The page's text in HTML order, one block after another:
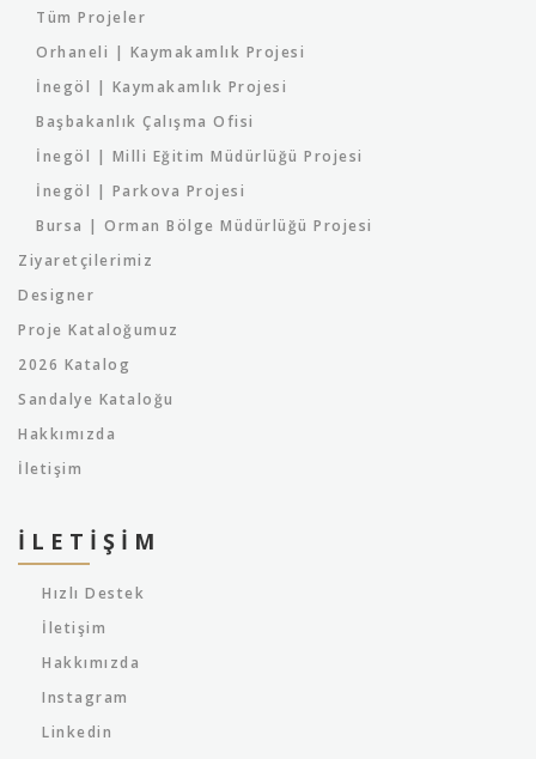
Tüm Projeler
Orhaneli | Kaymakamlık Projesi
İnegöl | Kaymakamlık Projesi
Başbakanlık Çalışma Ofisi
İnegöl | Milli Eğitim Müdürlüğü Projesi
İnegöl | Parkova Projesi
Bursa | Orman Bölge Müdürlüğü Projesi
Ziyaretçilerimiz
Designer
Proje Kataloğumuz
2026 Katalog
Sandalye Kataloğu
Hakkımızda
İletişim
İLETIŞIM
Hızlı Destek
İletişim
Hakkımızda
Instagram
Linkedin